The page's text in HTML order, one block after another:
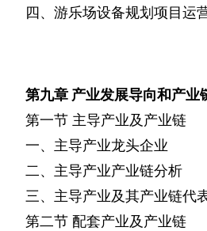
四、游乐场设备规划项目运
第九章 产业发展导向和产业
第一节 主导产业及产业链
一、主导产业龙头企业
二、主导产业产业链分析
三、主导产业及其产业链代
第二节 配套产业及产业链